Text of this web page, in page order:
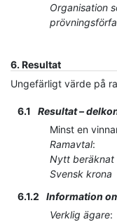
Organisation
6. Resultat
Ungefärligt värde på
6.1 Resultat –
Minst en
Ramavtal:
Nytt beräknat
Svensk krona
6.1.2
Information
Verklig ägare: